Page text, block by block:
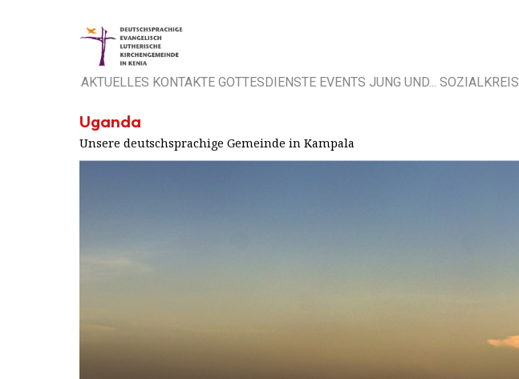
AKTUELLES KONTAKTE GOTTESDIENSTE EVENTS JUNG UND... SOZIALKREIS
Uganda
Unsere deutschsprachige Gemeinde in Kampala